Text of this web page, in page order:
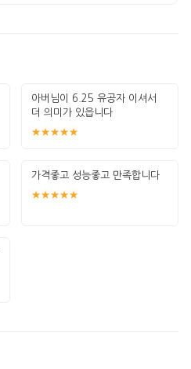
아버님이 6.25 유공자 이셔서
더 의미가 있읍니다
★★★★★
가격좋고 성능좋고 만족합니다
★★★★★